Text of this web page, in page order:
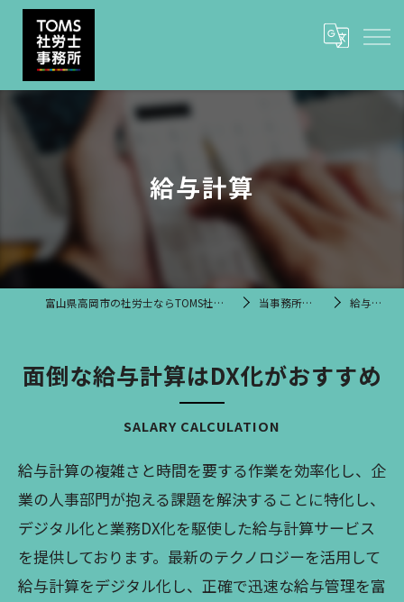
給与計算
富山県高岡市の社労士ならTOMS社労士事務所 当事務所の特徴 給与計算
面倒な給与計算はDX化がおすすめ
SALARY CALCULATION
給与計算の複雑さと時間を要する作業を効率化し、企
業の人事部門が抱える課題を解決することに特化し、
デジタル化と業務DX化を駆使した給与計算サービス
を提供しております。最新のテクノロジーを活用して
給与計算をデジタル化し、正確で迅速な給与管理を富